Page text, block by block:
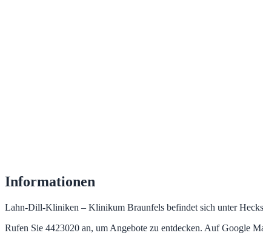
Informationen
Lahn-Dill-Kliniken – Klinikum Braunfels befindet sich unter
Rufen Sie 4423020 an, um Angebote zu entdecken. Auf Google